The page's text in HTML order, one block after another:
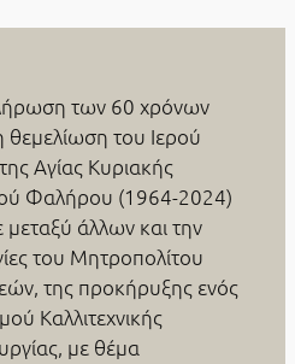
των 60 χρόνων
θεμελίωση του Ιερού
Αγίας Κυριακής
Φαλήρου (1964-2024)
άλλων και την
του Μητροπολίτου
της προκήρυξης ενός
Καλλιτεχνικής
με θέμα